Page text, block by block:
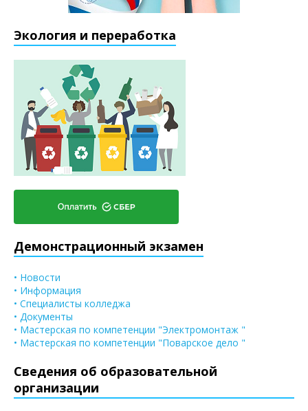
Экология и переработка
Демонстрационный экзамен
• Новости
• Информация
• Специалисты колледжа
• Документы
• Мастерская по компетенции "Электромонтаж "
• Мастерская по компетенции "Поварское дело "
Сведения об образовательной
организации